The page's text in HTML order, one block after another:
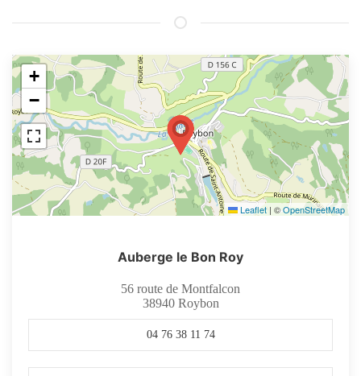
+
−
Leaflet | ©OpenStreetMap
Auberge le Bon Roy
56 route de Montfalcon
38940Roybon
04 76 38 11 74